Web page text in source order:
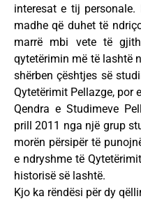
interesat e tij
madhe që duhet të
marrë mbi vete të
qytetërimin më të lashtë
shërben çështjes së
Qytetërimit Pellazge, por
Qendra e Studimeve
prill 2011 nga një grup
morën përsipër të
e ndryshme të
historisë së lashtë.
Kjo ka rëndësi për dy